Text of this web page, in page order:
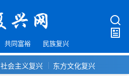
共同富裕 民族复兴
社会主义复兴 东方文化复兴